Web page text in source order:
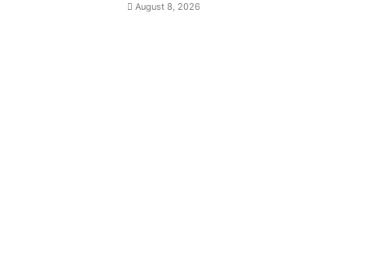
August 8, 2026